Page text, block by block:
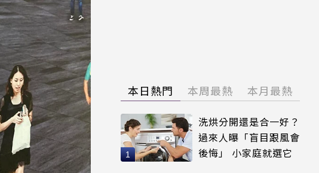
本日熱門 本周最熱 本月最熱
洗烘分開還是合一好？
過來人曝「盲目跟風會
後悔」 小家庭就選它